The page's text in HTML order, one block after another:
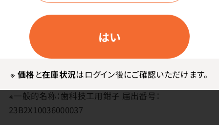
はい
※ 価格と在庫状況はログイン後にご確認いただけます。
その他
●ドイツ製
●材質／ステンレス
●重量／約74g●全長／140mm
※一般的名称：歯科技工用鉗子 届出番号：
23B2X10036000037